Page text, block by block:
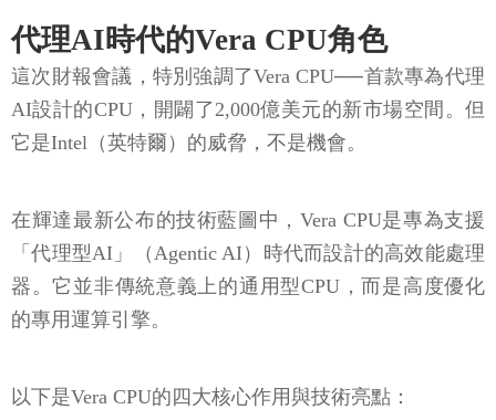
代理AI時代的Vera CPU角色
這次財報會議，特別強調了Vera CPU──首款專為代理
AI設計的CPU，開闢了2,000億美元的新市場空間。但
它是Intel（英特爾）的威脅，不是機會。
在輝達最新公布的技術藍圖中，Vera CPU是專為支援
「代理型AI」（Agentic AI）時代而設計的高效能處理
器。它並非傳統意義上的通用型CPU，而是高度優化
的專用運算引擎。
以下是Vera CPU的四大核心作用與技術亮點：